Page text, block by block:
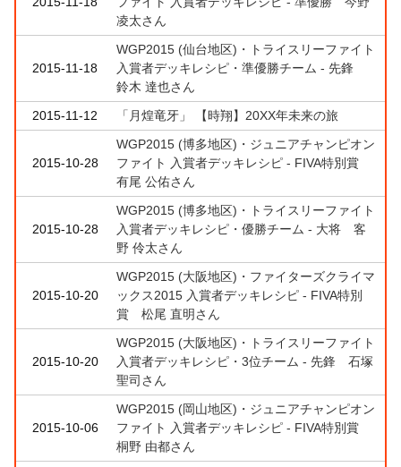
凌太さん
2015-11-18
WGP2015 (仙台地区)・トライスリーファイト
入賞者デッキレシピ・準優勝チーム - 先鋒
鈴木 達也さん
2015-11-12
「月煌竜牙」 【時翔】20XX年未来の旅
2015-10-28
WGP2015 (博多地区)・ジュニアチャンピオン
ファイト 入賞者デッキレシピ - FIVA特別賞
有尾 公佑さん
2015-10-28
WGP2015 (博多地区)・トライスリーファイト
入賞者デッキレシピ・優勝チーム - 大将 客
野 伶太さん
2015-10-20
WGP2015 (大阪地区)・ファイターズクライマ
ックス2015 入賞者デッキレシピ - FIVA特別
賞 松尾 直明さん
2015-10-20
WGP2015 (大阪地区)・トライスリーファイト
入賞者デッキレシピ・3位チーム - 先鋒 石塚
聖司さん
2015-10-06
WGP2015 (岡山地区)・ジュニアチャンピオン
ファイト 入賞者デッキレシピ - FIVA特別賞
桐野 由都さん